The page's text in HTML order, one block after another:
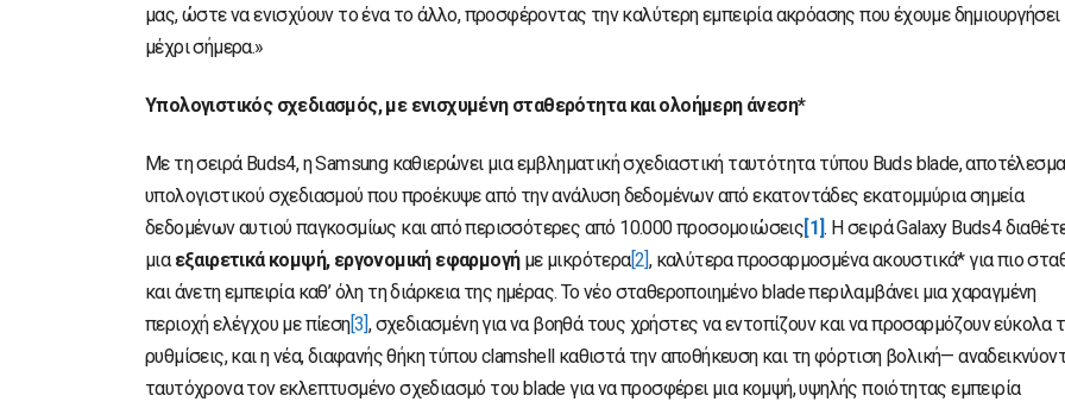
μας, ώστε να ενισχύουν το ένα το άλλο, προσφέροντας την καλύτερη εμπειρία ακρόασης που έχουμε δημιουργήσει
μέχρι σήμερα.»
Υπολογιστικός σχεδιασμός, με ενισχυμένη σταθερότητα και ολοήμερη άνεση*
Με τη σειρά Buds4, η Samsung καθιερώνει μια εμβληματική σχεδιαστική ταυτότητα τύπου Buds blade, αποτέλεσμα
υπολογιστικού σχεδιασμού που προέκυψε από την ανάλυση δεδομένων από εκατοντάδες εκατομμύρια σημεία
δεδομένων αυτιού παγκοσμίως και από περισσότερες από 10.000 προσομοιώσεις[1]. Η σειρά Galaxy Buds4
μια εξαιρετικά κομψή, εργονομική εφαρμογήμε μικρότερα[2], καλύτερα προσαρμοσμένα ακουστικά* για πιο
και άνετη εμπειρία καθ’ όλη τη διάρκεια της ημέρας. Το νέο σταθεροποιημένο blade περιλαμβάνει μια χαραγμένη
περιοχή ελέγχου με πίεση[3], σχεδιασμένη για να βοηθά τους χρήστες να εντοπίζουν και να προσαρμόζουν εύκολα
ρυθμίσεις, και η νέα, διαφανής θήκη τύπου clamshell καθιστά την αποθήκευση και τη φόρτιση βολική—
ταυτόχρονα τον εκλεπτυσμένο σχεδιασμό του blade για να προσφέρει μια κομψή, υψηλής ποιότητας εμπειρία